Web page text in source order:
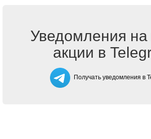
Уведомления
акции в
Получать уведомления в